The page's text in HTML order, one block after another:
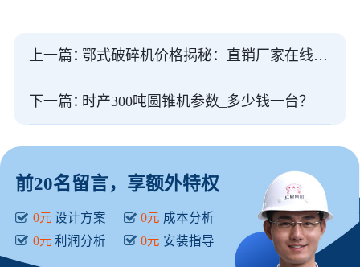
上一篇： 鄂式破碎机价格揭秘：直销厂家在线报价
下一篇：时产300吨圆锥机参数_多少钱一台？
前20名留言，享额外特权
0元 设计方案 0元 成本分析
0元 利润分析 0元 安装指导